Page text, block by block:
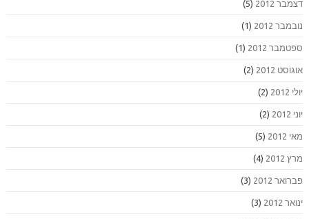
דצמבר 2012 (5)
נובמבר 2012 (1)
ספטמבר 2012 (1)
אוגוסט 2012 (2)
יולי 2012 (2)
יוני 2012 (2)
מאי 2012 (5)
מרץ 2012 (4)
פברואר 2012 (3)
ינואר 2012 (3)